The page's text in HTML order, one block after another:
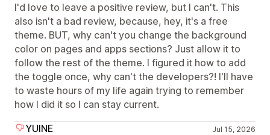
I'd love to leave a positive review, but I can't. This
also isn't a bad review, because, hey, it's a free
theme. BUT, why can't you change the background
color on pages and apps sections? Just allow it to
follow the rest of the theme. I figured it how to add
the toggle once, why can't the developers?! I'll have
to waste hours of my life again trying to remember
how I did it so I can stay current.
YUINE
Jul 15, 2026